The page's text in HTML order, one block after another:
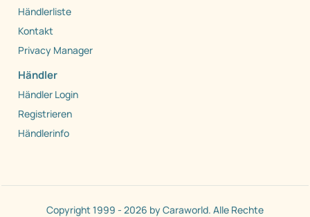
Händlerliste
Kontakt
Privacy Manager
Händler
Händler Login
Registrieren
Händlerinfo
Copyright 1999 - 2026 by Caraworld. Alle Rechte